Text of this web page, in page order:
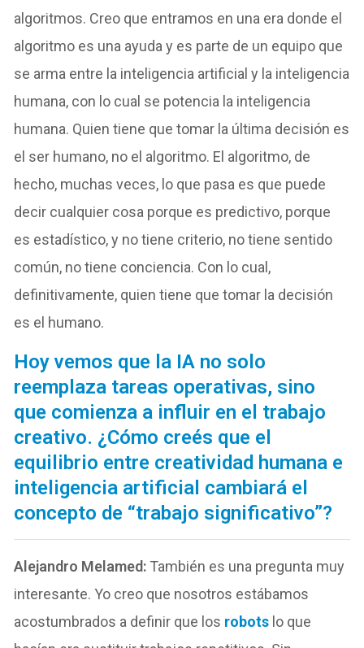
algoritmos. Creo que entramos en una era donde el
algoritmo es una ayuda y es parte de un equipo que
se arma entre la inteligencia artificial y la inteligencia
humana, con lo cual se potencia la inteligencia
humana. Quien tiene que tomar la última decisión es
el ser humano, no el algoritmo. El algoritmo, de
hecho, muchas veces, lo que pasa es que puede
decir cualquier cosa porque es predictivo, porque
es estadístico, y no tiene criterio, no tiene sentido
común, no tiene conciencia. Con lo cual,
definitivamente, quien tiene que tomar la decisión
es el humano.
Hoy vemos que la IA no solo
reemplaza tareas operativas, sino
que comienza a influir en el trabajo
creativo. ¿Cómo creés que el
equilibrio entre creatividad humana e
inteligencia artificial cambiará el
concepto de “trabajo significativo”?
Alejandro Melamed: También es una pregunta muy
interesante. Yo creo que nosotros estábamos
acostumbrados a definir que los robots lo que